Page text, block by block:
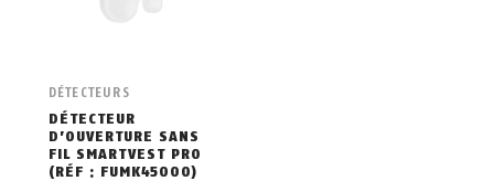
DÉTECTEURS
DÉTECTEUR
D’OUVERTURE SANS
FIL SMARTVEST PRO
(RÉF : FUMK45000)